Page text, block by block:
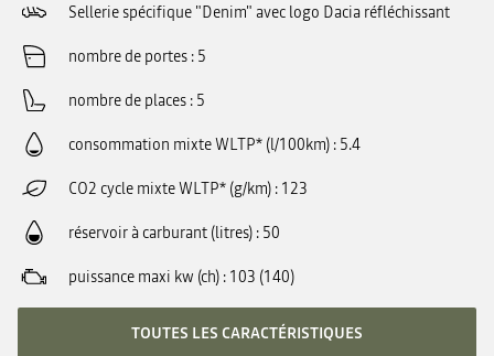
Sellerie spécifique "Denim" avec logo Dacia réfléchissant
nombre de portes 5
nombre de places 5
consommation mixte WLTP* (l/100km) 5.4
CO2 cycle mixte WLTP* (g/km) 123
réservoir à carburant (litres) 50
puissance maxi kw (ch) 103 (140)
TOUTES LES CARACTÉRISTIQUES